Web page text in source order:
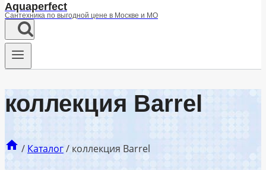
Aquaperfect
Сантехника по выгодной цене в Москве и МО
коллекция Barrel
/ Каталог/ коллекция Barrel